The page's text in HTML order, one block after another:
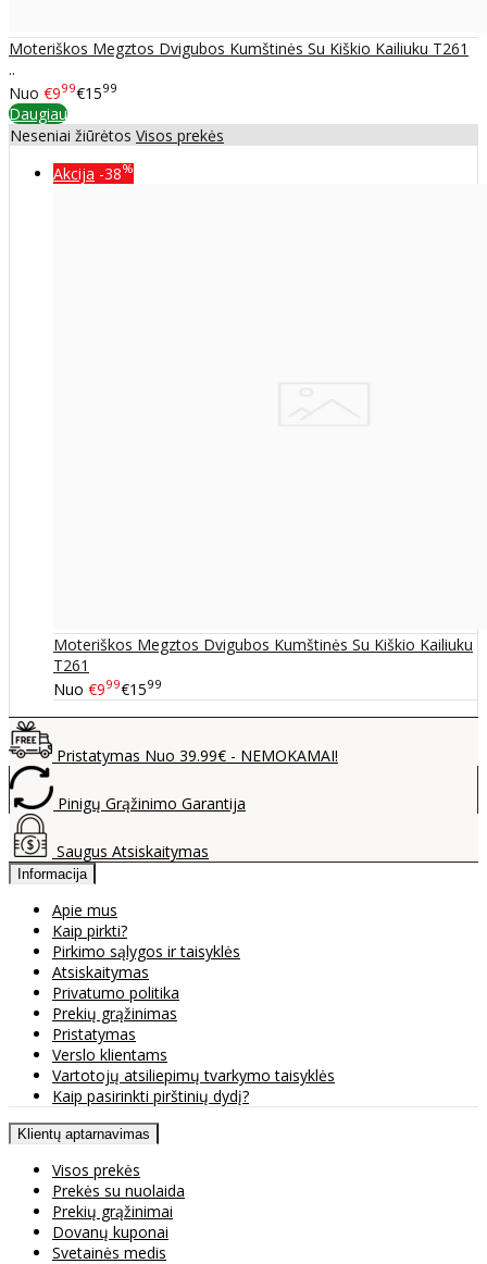
Moteriškos Megztos Dvigubos Kumštinės Su Kiškio Kailiuku T261
..
Nuo €999€1599
Daugiau
Neseniai žiūrėtos Visos prekės
Akcija -38%
Moteriškos Megztos Dvigubos Kumštinės Su Kiškio Kailiuku
T261
Nuo €999€1599
Pristatymas Nuo 39.99€ - NEMOKAMAI!
Pinigų Grąžinimo Garantija
Saugus Atsiskaitymas
Informacija
Apie mus
Kaip pirkti?
Pirkimo sąlygos ir taisyklės
Atsiskaitymas
Privatumo politika
Prekių grąžinimas
Pristatymas
Verslo klientams
Vartotojų atsiliepimų tvarkymo taisyklės
Kaip pasirinkti pirštinių dydį?
Klientų aptarnavimas
Visos prekės
Prekės su nuolaida
Prekių grąžinimai
Dovanų kuponai
Svetainės medis